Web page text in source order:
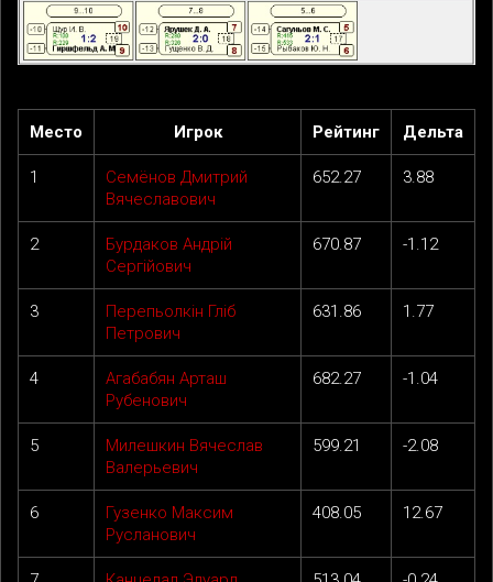
Место Игрок Рейтинг Дельта
1
Семёнов Дмитрий
Вячеславович
652.27 3.88
2
Бурдаков Андрій
Сергійович
670.87 -1.12
3
Перепьолкін Гліб
Петрович
631.86 1.77
4
Агабабян Арташ
Рубенович
682.27 -1.04
5
Милешкин Вячеслав
Валерьевич
599.21 -2.08
6
Гузенко Максим
Русланович
408.05 12.67